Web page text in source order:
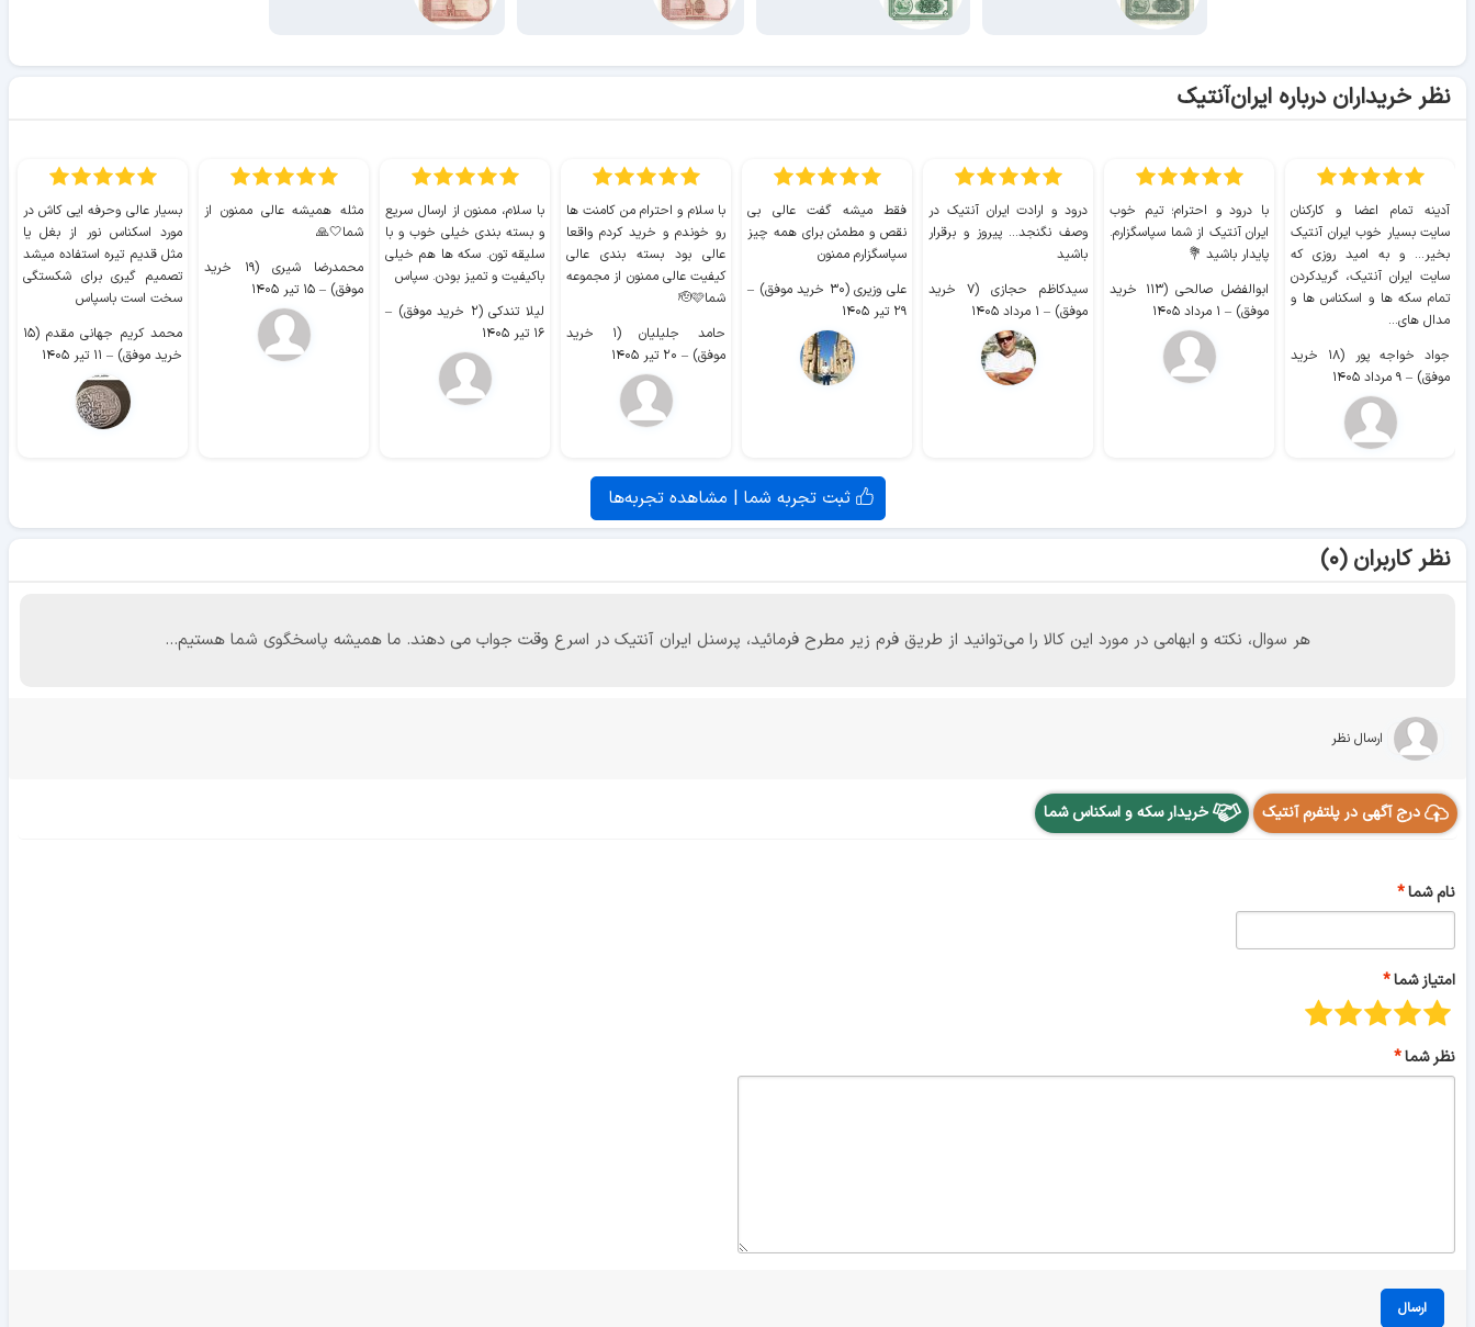
نظر خریداران درباره ایران‌آنتیک
آدینه تمام اعضا و کارکنان
سایت بسیار خوب ايران آنتیک
بخیر... و به امید روزی که
سایت ايران آنتیک، گریدکردن
تمام سکه ها و اسکناس ها و
مدال های...
جواد خواجه پور (۱۸ خرید
موفق) – ۹ مرداد ۱۴۰۵
با درود و احترام؛ تیم خوب
ایران آنتیک از شما سپاسگزارم.
پایدار باشید 💐
ابوالفضل صالحی (۱۱۳ خرید
موفق) – ۱ مرداد ۱۴۰۵
درود و ارادت ایران آنتیک در
وصف نگنجد... پیروز و برقرار
باشید
سیدکاظم حجازی (۷ خرید
موفق) – ۱ مرداد ۱۴۰۵
فقط میشه گفت عالی بی
نقص و مطمئن برای همه چیز
سپاسگزارم ممنون
علی وزیری (۳۰ خرید موفق)
–
۲۹ تیر ۱۴۰۵
با سلام و احترام من کامنت ها
رو خوندم و خرید کردم واقعا
عالی بود بسته بندی عالی
کیفیت عالی ممنون از مجموعه
شما🫡🩷
حامد جلیلیان (۱ خرید
موفق) – ۲۰ تیر ۱۴۰۵
با سلام، ممنون از ارسال سریع
و بسته بندی خیلی خوب و با
سلیقه تون. سکه ها هم خیلی
باکیفیت و تمیز بودن. سپاس
لیلا تندکی (۲ خرید موفق)
–
۱۶ تیر ۱۴۰۵
مثله همیشه عالی ممنون از
شما🤍🙏
محمدرضا شیری (۱۹ خرید
موفق) – ۱۵ تیر ۱۴۰۵
بسیار عالی وحرفه ایی کاش در
مورد اسکناس نور از بغل یا
مثل قدیم تیره استفاده میشد
تصمیم گیری برای شکستگی
سخت است باسپاس
محمد کریم جهانی مقدم (۱۵
خرید موفق) – ۱۱ تیر ۱۴۰۵
ثبت تجربه شما | مشاهده تجربه‌ها
نظر کاربران (۰)
هر سوال، نکته و ابهامی در مورد این کالا را می‌توانید از طریق فرم زیر مطرح فرمائید، پرسنل ایران آنتیک در اسرع وقت جواب می دهند. ما همیشه پاسخگوی شما هستیم...
ارسال نظر
درج آگهی در پلتفرم آنتیک خریدار سکه و اسکناس شما
نام شما
امتیاز شما
نظر شما
ارسال